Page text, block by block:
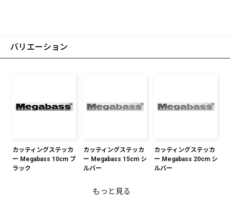
バリエーション
カッティングステッカ
ー Megabass 10cm ブ
ラック
カッティングステッカ
ー Megabass 15cm シ
ルバー
カッティングステッカ
ー Megabass 20cm シ
ルバー
もっと見る